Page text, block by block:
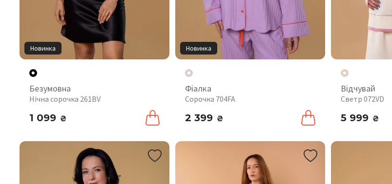
Новинка
Безумовна
Нічна сорочка 261BV
1 099 ₴
Новинка
Фіалка
Сорочка 704FA
2 399 ₴
Відчувай
Светр 072VD
5 999 ₴